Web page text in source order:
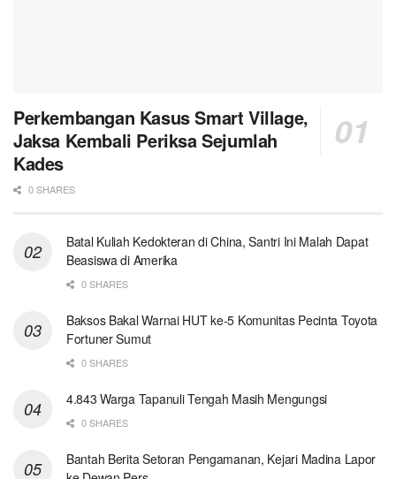
Perkembangan Kasus Smart Village,
Jaksa Kembali Periksa Sejumlah
Kades
0 SHARES
Batal Kuliah Kedokteran di China, Santri Ini Malah Dapat
Beasiswa di Amerika
0 SHARES
Baksos Bakal Warnai HUT ke-5 Komunitas Pecinta Toyota
Fortuner Sumut
0 SHARES
4.843 Warga Tapanuli Tengah Masih Mengungsi
0 SHARES
Bantah Berita Setoran Pengamanan, Kejari Madina Lapor